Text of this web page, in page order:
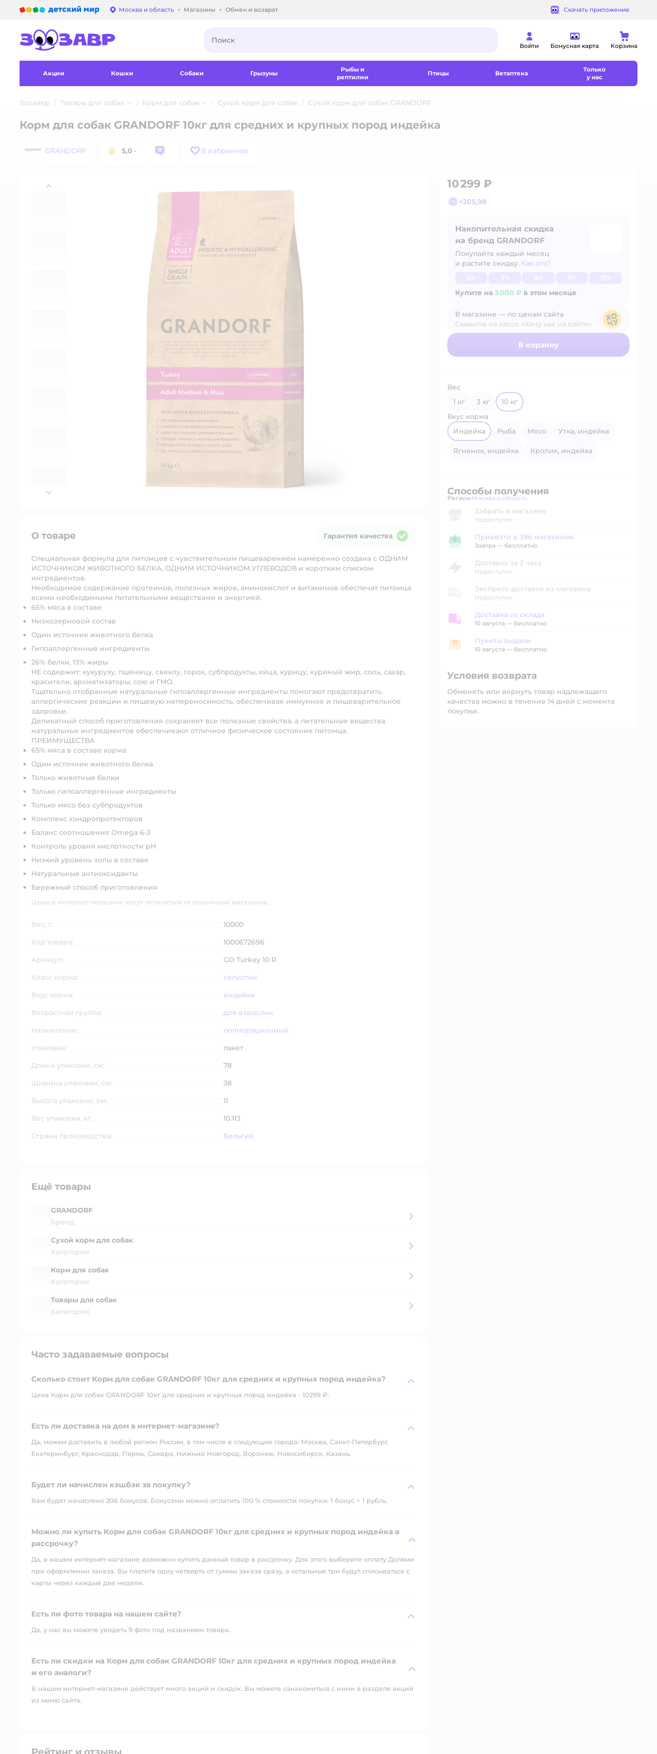
Выбор адреса доставки.
Москва и область Магазины Обмен и возврат Скачать приложение
Войти Бонусная карта Корзина
Акции Кошки Собаки Грызуны
Рыбы и
рептилии
Птицы Ветаптека
Только
у нас
Зоозавр Товары для собак Корм для собак Сухой корм для собак Сухой корм для собак GRANDORF
назад
далее
Корм для собак GRANDORF 10кг для средних и крупных пород индейка
GRANDORF 5,0 · В избранное
10 299 ₽
+205,98
Накопительная скидка
на бренд GRANDORF
Покупайте каждый месяц
и растите скидку. Как это?
Купите на 3 000 ₽ в этом месяце
Узнать больше
В магазине — по ценам сайта
Скажите на кассе «Хочу как на сайте»
В магазине — по ценам сайта
В корзину
Вес
1 кг
3 кг
10 кг
Вкус корма
индейка
рыба мясо утка, индейка
ягненок, индейка кролик, индейка
Способы получения
Регион: Выбор адреса доставки.
Москва и область
Забрать в магазине
Недоступно
Привезти в магазин
Привезти в 396 магазинов
Завтра — бесплатно
Доставка за 2 часа
Недоступно
Экспресс-доставка из магазина
Недоступно
Доставка со склада
Доставка со склада
10 августа — бесплатно
Пункты выдачи
Пункты выдачи
10 августа — бесплатно
Условия возврата
Обменять или вернуть товар надлежащего
качества можно в течение 14 дней с момента
покупки.
О товаре Гарантия качества
Специальная формула для питомцев с чувствительным пищеварением намеренно создана с ОДНИМ
ИСТОЧНИКОМ ЖИВОТНОГО БЕЛКА, ОДНИМ ИСТОЧНИКОМ УГЛЕВОДОВ и коротким списком
ингредиентов.
Необходимое содержание протеинов, полезных жиров, аминокислот и витаминов обеспечат питомца
всеми необходимыми питательными веществами и энергией.
65% мяса в составе
Низкозерновой состав
Один источник животного белка
Гипоаллергенные ингредиенты
26% белки, 13% жиры
НЕ содержит: кукурузу, пшеницу, свеклу, горох, субпродукты, яйца, курицу, куриный жир, соль, сахар,
красители, ароматизаторы, сою и ГМО.
Тщательно отобранные натуральные гипоаллергенные ингредиенты помогают предотвратить
аллергические реакции и пищевую непереносимость, обеспечивая иммунное и пищеварительное
здоровье.
Деликатный способ приготовления сохраняет все полезные свойства, а питательные вещества
натуральных ингредиентов обеспечивают отличное физическое состояние питомца.
ПРЕИМУЩЕСТВА
65% мяса в составе корма
Один источник животного белка
Только животные белки
Только гипоаллергенные ингредиенты
Только мясо без субпродуктов
Комплекс хондропротекторов
Баланс соотношения Omega 6-3
Контроль уровня кислотности pH
Низкий уровень золы в составе
Натуральные антиоксиданты
Бережный способ приготовления
Цены в интернет-магазине могут отличаться от розничных магазинов.
Вес, г:
10000
Код товара:
1000672696
Артикул:
GD Turkey 10 R
Класс корма:
холистик
Вкус корма:
индейка
Возрастная группа:
для взрослых
Назначение:
полнорационный
Упаковка:
пакет
Длина упаковки, см:
78
Ширина упаковки, см:
38
Высота упаковки, см:
11
Вес упаковки, кг:
10.113
Страна производства:
Бельгия
Ещё товары
GRANDORF
Бренд
Сухой корм для собак
Категория
Корм для собак
Категория
Товары для собак
Категория
Часто задаваемые вопросы
Сколько стоит Корм для собак GRANDORF 10кг для средних и крупных пород индейка?
Цена Корм для собак GRANDORF 10кг для средних и крупных пород индейка - 10299 ₽.
Есть ли доставка на дом в интернет-магазине?
Да, можем доставить в любой регион России, в том числе в следующие города: Москва, Санкт-Петербург,
Екатеринбург, Краснодар, Пермь, Самара, Нижний Новгород, Воронеж, Новосибирск, Казань.
Будет ли начислен кэшбэк за покупку?
Вам будет начислено 206 бонусов. Бонусами можно оплатить 100 % стоимости покупки: 1 бонус = 1 рубль.
Можно ли купить Корм для собак GRANDORF 10кг для средних и крупных пород индейка в
рассрочку?
Да, в нашем интернет-магазине возможно купить данный товар в рассрочку. Для этого выберите оплату Долями
при оформлении заказа. Вы платите одну четверть от суммы заказа сразу, а остальные три будут списываться с
карты через каждые две недели.
Есть ли фото товара на нашем сайте?
Да, у нас вы можете увидеть 9 фото под названием товара.
Есть ли скидки на Корм для собак GRANDORF 10кг для средних и крупных пород индейка
и его аналоги?
В нашем интернет-магазине действует много акций и скидок. Вы можете ознакомиться с ними в разделе акций
из меню сайта.
Рейтинг и отзывы